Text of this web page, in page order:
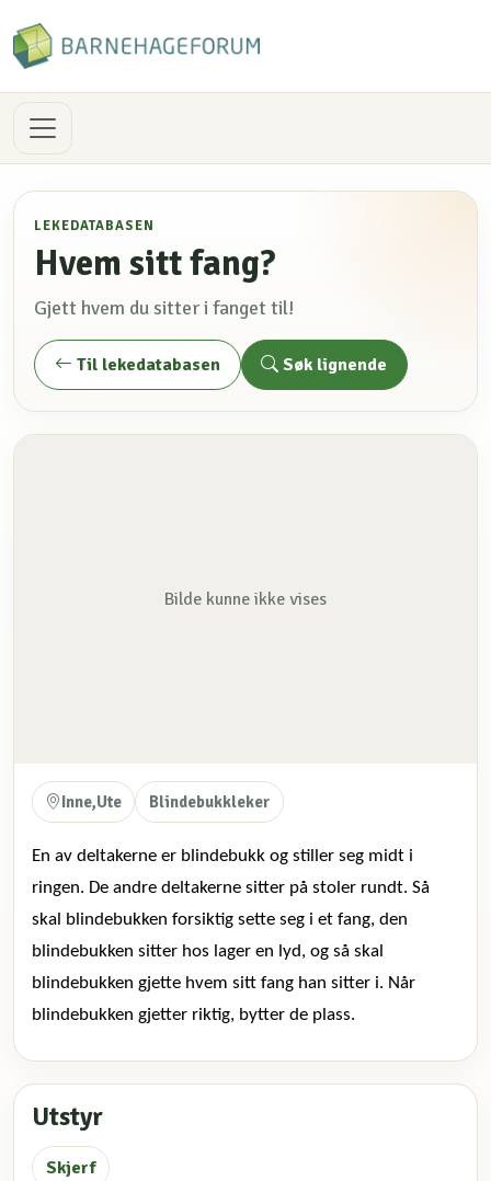
LEKEDATABASEN
Hvem sitt fang?
Gjett hvem du sitter i fanget til!
Til lekedatabasen Søk lignende
Bilde kunne ikke vises
Inne,Ute Blindebukkleker
En av deltakerne er blindebukk og stiller seg midt i
ringen. De andre deltakerne sitter på stoler rundt. Så
skal blindebukken forsiktig sette seg i et fang, den
blindebukken sitter hos lager en lyd, og så skal
blindebukken gjette hvem sitt fang han sitter i. Når
blindebukken gjetter riktig, bytter de plass.
Utstyr
Skjerf